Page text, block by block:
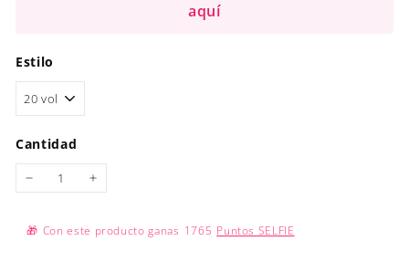
aquí
Estilo
Cantidad
+
🎁 Con este producto ganas 1765 Puntos SELFIE